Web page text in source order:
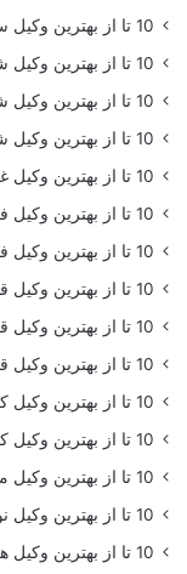
10 تا از بهترین وکیل سنندج 🥇【آپدیت جدید】
10 تا از بهترین وکیل شرق تهران 🥇【آپدیت جدید】
10 تا از بهترین وکیل شهر قدس 🥇【آپدیت جدید】
10 تا از بهترین وکیل شهرکرد 🥇【آپدیت جدید】
10 تا از بهترین وکیل غرب تهران 🥇【آپدیت جدید】
10 تا از بهترین وکیل فردیس 🥇【آپدیت جدید】
10 تا از بهترین وکیل فریدونکنار 🥇【آپدیت جدید】
10 تا از بهترین وکیل قائمشهر 🥇【آپدیت جدید】
10 تا از بهترین وکیل قزوین 🥇【آپدیت جدید】⚖️
10 تا از بهترین وکیل قم 🥇【آپدیت جدید】
10 تا از بهترین وکیل کرج 🥇【آپدیت جدید】⚖️
10 تا از بهترین وکیل کرمانشاه 🥇【آپدیت جدید】
10 تا از بهترین وکیل مشهد 🥇【آپدیت جدید】⚖️
10 تا از بهترین وکیل نور مازندران 🥇【آپدیت جدید】
10 تا از بهترین وکیل همدان 🥇【آپدیت جدید】